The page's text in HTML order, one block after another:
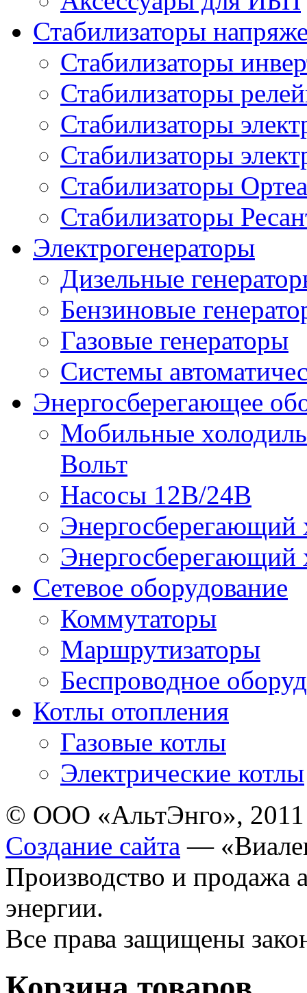
Стабилизаторы
Стабилизаторы
Стабилизаторы
Стабилизаторы
Стабилизаторы
Стабилизаторы Ортеа
Стабилизаторы
Электрогенераторы
Дизельные
Бензиновые
Газовые генераторы
Системы
Энергосберегающее
Мобильные
Вольт
Насосы 12В/24В
Энергосберегающий
Энергосберегающий
Сетевое оборудование
Коммутаторы
Маршрутизаторы
Беспроводное
Котлы отопления
Газовые котлы
Электрические котлы
© ООО «АльтЭнго», 2011
Создание сайта —
Производство и продажа
энергии.
Все права защищены